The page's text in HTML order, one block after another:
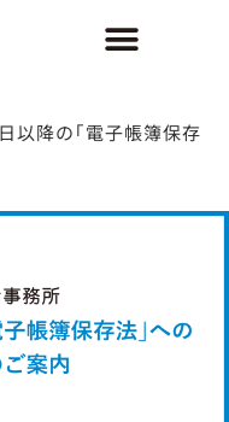
以降の｢電子帳簿保存